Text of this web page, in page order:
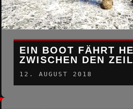
EIN BOOT FÄHRT
ZWISCHEN DEN
12. AUGUST 2018